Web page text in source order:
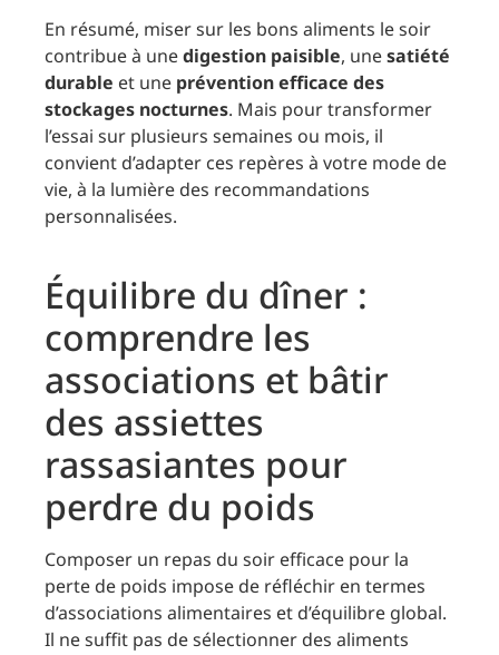
En résumé, miser sur les bons aliments le soir
contribue à unedigestion paisible, unesatiété
durable et une prévention efficace des
stockages nocturnes. Mais pour transformer
l’essai sur plusieurs semaines ou mois, il
convient d’adapter ces repères à votre mode de
vie, à la lumière des recommandations
personnalisées.
Équilibre du dîner :
comprendre les
associations et bâtir
des assiettes
rassasiantes pour
perdre du poids
Composer un repas du soir efficace pour la
perte de poids impose de réfléchir en termes
d’associations alimentaires et d’équilibre global.
Il ne suffit pas de sélectionner des aliments